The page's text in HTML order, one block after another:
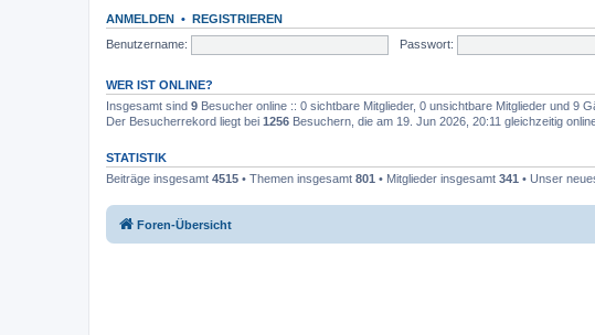
ANMELDEN • REGISTRIEREN
Benutzername:
Passwort:
WER IST ONLINE?
Insgesamt sind 9 Besucher online :: 0 sichtbare Mitglieder, 0 unsichtbare Mitglieder und 9
Der Besucherrekord liegt bei 1256 Besuchern, die am 19. Jun 2026, 20:11 gleichzeitig
STATISTIK
Beiträge insgesamt 4515 • Themen insgesamt 801 • Mitglieder insgesamt 341 • Unser
Foren-Übersicht